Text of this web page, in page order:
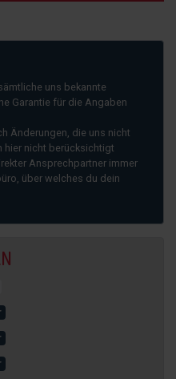
uns bekannte
Garantie für die Angaben
Änderungen, die uns nicht
hier nicht berücksichtigt
Ansprechpartner immer
über welches du dein